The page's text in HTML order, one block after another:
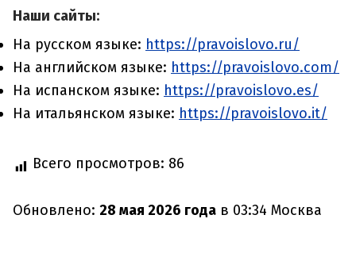
Наши сайты:
На русском языке: https://pravoislovo.ru/
На английском языке: https://pravoislovo.com/
На испанском языке: https://pravoislovo.es/
На итальянском языке: https://pravoislovo.it/
Всего просмотров: 86
Обновлено: 28 мая 2026 года в 03:34 Москва